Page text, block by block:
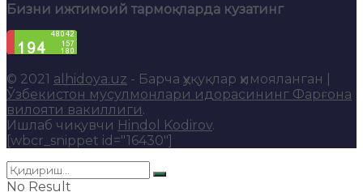
Бизни ижтимоий тармоқларда кузатинг
© 2021 alhidoya.uz - Барча ҳуқуқлар ҳимояланган |
Ўзбекистон мусулмонлари идорасининг Фарғона
вилояти вакиллиги.
Ишлаб чиқувчи Hindol Kodirov.
[wbcr_snippet id="16430"]
No Result